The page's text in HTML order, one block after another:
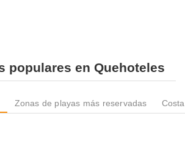
populares en Quehoteles
Zonas de playas más reservadas